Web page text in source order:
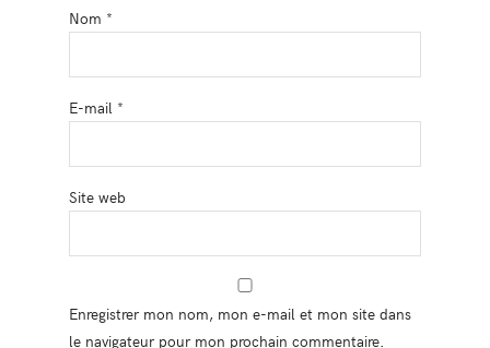
Nom *
E-mail *
Site web
Enregistrer mon nom, mon e-mail et mon site dans
le navigateur pour mon prochain commentaire.